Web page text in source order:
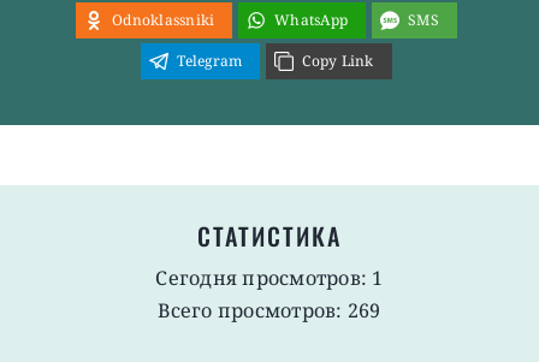
Odnoklassniki
WhatsApp
SMS
Telegram
Copy Link
СТАТИСТИКА
Сегодня просмотров: 1
Всего просмотров: 269